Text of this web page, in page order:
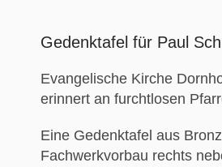
Gedenktafel für Paul
Evangelische Kirche
erinnert an furchtlosen
Eine Gedenktafel aus
Fachwerkvorbau rechts